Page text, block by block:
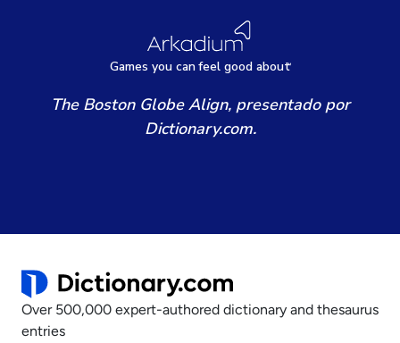
Games you canfeel good about
The Boston Globe Align, presentado por
Dictionary.com.
Over 500,000 expert-authored dictionary and thesaurus
entries